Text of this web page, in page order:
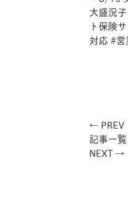
← PREV
記事一
NEXT →